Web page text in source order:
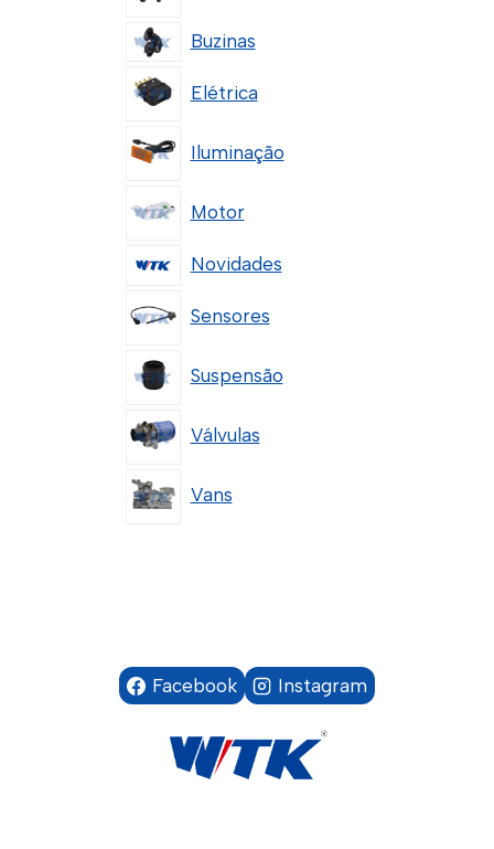
Buzinas
Elétrica
Iluminação
Motor
Novidades
Sensores
Suspensão
Válvulas
Vans
Facebook Instagram